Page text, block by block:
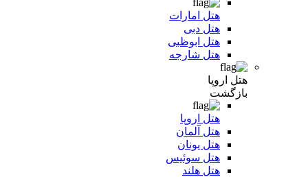
هتل امارات
هتل دبی
هتل ابوظبی
هتل شارجه
هتل اروپا
بازگشت
هتل اروپا
هتل آلمان
هتل یونان
هتل سوئیس
هتل هلند